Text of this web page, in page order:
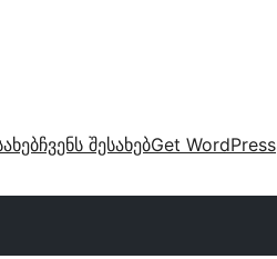
ჩვენს შესახებGet WordPress